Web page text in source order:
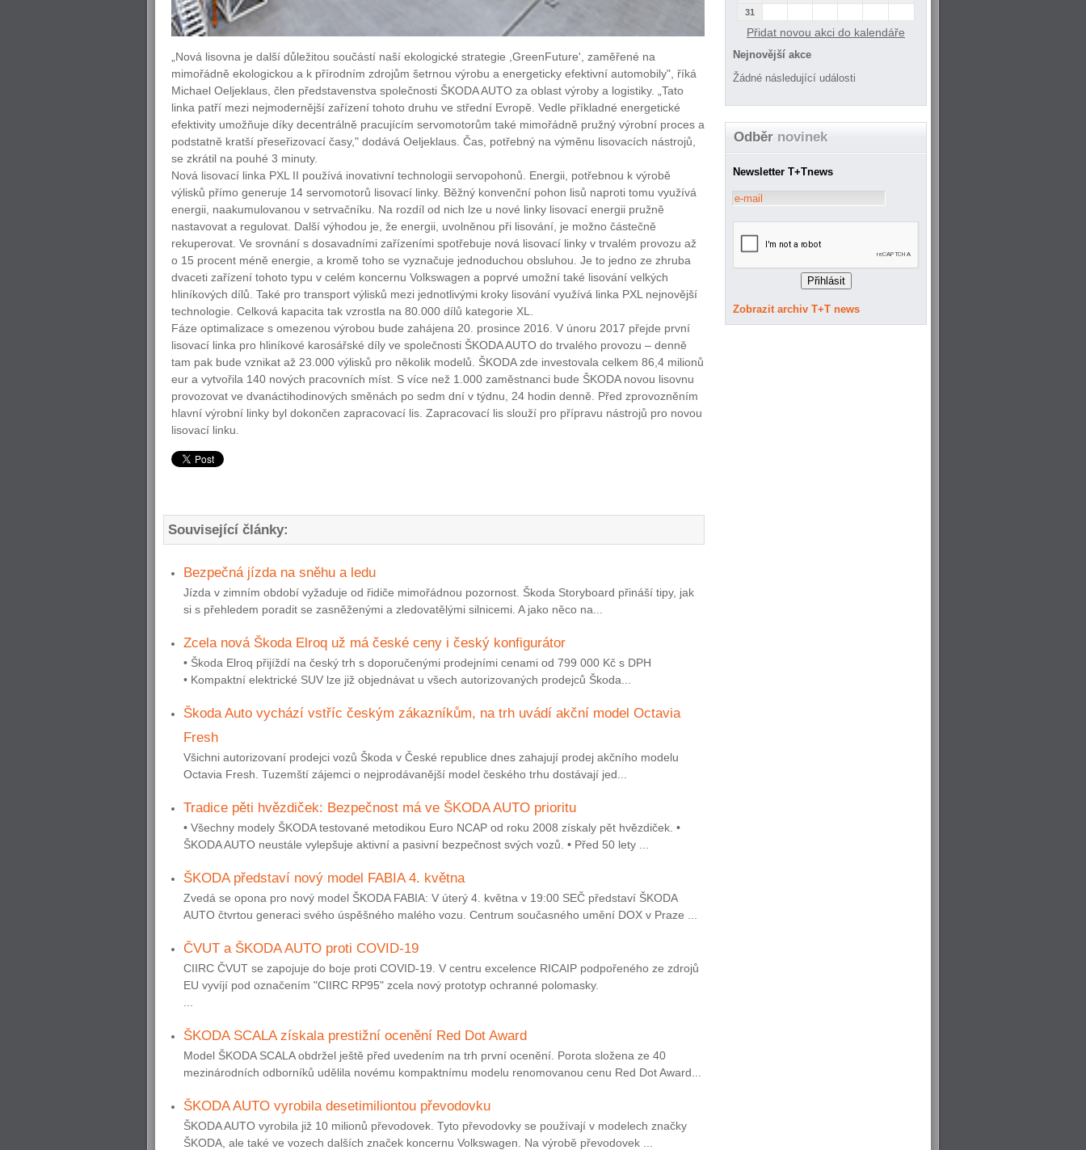
„Nová lisovna je další důležitou součástí naší ekologické strategie ,GreenFuture', zaměřené na
mimořádně ekologickou a k přírodním zdrojům šetrnou výrobu a energeticky efektivní automobily", říká
Michael Oeljeklaus, člen představenstva společnosti ŠKODA AUTO za oblast výroby a logistiky. „Tato
linka patří mezi nejmodernější zařízení tohoto druhu ve střední Evropě. Vedle příkladné energetické
efektivity umožňuje díky decentrálně pracujícím servomotorům také mimořádně pružný výrobní proces a
podstatně kratší přeseřizovací časy," dodává Oeljeklaus. Čas, potřebný na výměnu lisovacích nástrojů,
se zkrátil na pouhé 3 minuty.
Nová lisovací linka PXL II používá inovativní technologii servopohonů. Energii, potřebnou k výrobě
výlisků přímo generuje 14 servomotorů lisovací linky. Běžný konvenční pohon lisů naproti tomu využívá
energii, naakumulovanou v setrvačníku. Na rozdíl od nich lze u nové linky lisovací energii pružně
nastavovat a regulovat. Další výhodou je, že energii, uvolněnou při lisování, je možno částečně
rekuperovat. Ve srovnání s dosavadními zařízeními spotřebuje nová lisovací linky v trvalém provozu až
o 15 procent méně energie, a kromě toho se vyznačuje jednoduchou obsluhou. Je to jedno ze zhruba
dvaceti zařízení tohoto typu v celém koncernu Volkswagen a poprvé umožní také lisování velkých
hliníkových dílů. Také pro transport výlisků mezi jednotlivými kroky lisování využívá linka PXL nejnovější
technologie. Celková kapacita tak vzrostla na 80.000 dílů kategorie XL.
Fáze optimalizace s omezenou výrobou bude zahájena 20. prosince 2016. V únoru 2017 přejde první
lisovací linka pro hliníkové karosářské díly ve společnosti ŠKODA AUTO do trvalého provozu – denně
tam pak bude vznikat až 23.000 výlisků pro několik modelů. ŠKODA zde investovala celkem 86,4 milionů
eur a vytvořila 140 nových pracovních míst. S více než 1.000 zaměstnanci bude ŠKODA novou lisovnu
provozovat ve dvanáctihodinových směnách po sedm dní v týdnu, 24 hodin denně. Před zprovozněním
hlavní výrobní linky byl dokončen zapracovací lis. Zapracovací lis slouží pro přípravu nástrojů pro novou
lisovací linku.
Související články:
Bezpečná jízda na sněhu a ledu
Jízda v zimním období vyžaduje od řidiče mimořádnou pozornost. Škoda Storyboard přináší tipy, jak
si s přehledem poradit se zasněženými a zledovatělými silnicemi. A jako něco na...
Zcela nová Škoda Elroq už má české ceny i český konfigurátor
• Škoda Elroq přijíždí na český trh s doporučenými prodejními cenami od 799 000 Kč s DPH
• Kompaktní elektrické SUV lze již objednávat u všech autorizovaných prodejců Škoda...
Škoda Auto vychází vstříc českým zákazníkům, na trh uvádí akční model Octavia
Fresh
Všichni autorizovaní prodejci vozů Škoda v České republice dnes zahajují prodej akčního modelu
Octavia Fresh. Tuzemští zájemci o nejprodávanější model českého trhu dostávají jed...
Tradice pěti hvězdiček: Bezpečnost má ve ŠKODA AUTO prioritu
• Všechny modely ŠKODA testované metodikou Euro NCAP od roku 2008 získaly pět hvězdiček. •
ŠKODA AUTO neustále vylepšuje aktivní a pasivní bezpečnost svých vozů. • Před 50 lety ...
ŠKODA představí nový model FABIA 4. května
Zvedá se opona pro nový model ŠKODA FABIA: V úterý 4. května v 19:00 SEČ představí ŠKODA
AUTO čtvrtou generaci svého úspěšného malého vozu. Centrum současného umění DOX v Praze ...
ČVUT a ŠKODA AUTO proti COVID-19
CIIRC ČVUT se zapojuje do boje proti COVID-19. V centru excelence RICAIP podpořeného ze zdrojů
EU vyvíjí pod označením "CIIRC RP95" zcela nový prototyp ochranné polomasky.
ŠKODA SCALA získala prestižní ocenění Red Dot Award
Model ŠKODA SCALA obdržel ještě před uvedením na trh první ocenění. Porota složena ze 40
mezinárodních odborníků udělila novému kompaktnímu modelu renomovanou cenu Red Dot Award...
ŠKODA AUTO vyrobila desetimiliontou převodovku
ŠKODA AUTO vyrobila již 10 milionů převodovek. Tyto převodovky se používají v modelech značky
ŠKODA, ale také ve vozech dalších značek koncernu Volkswagen. Na výrobě převodovek ...
31
Přidat novou akci do kalendáře
Nejnovější akce
Žádné následující události
Odběr novinek
Newsletter T+Tnews
Zobrazit archiv T+T news